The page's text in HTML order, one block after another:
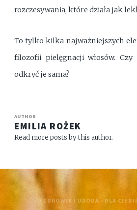
rozczesywania, które działa jak
To tylko kilka najważniejszych
filozofii pielęgnacji włosów. Czy
odkryć je sama?
AUTHOR
EMILIA ROŻEK
Read more posts by this author.
© ZDROWIE I URODA - DLA